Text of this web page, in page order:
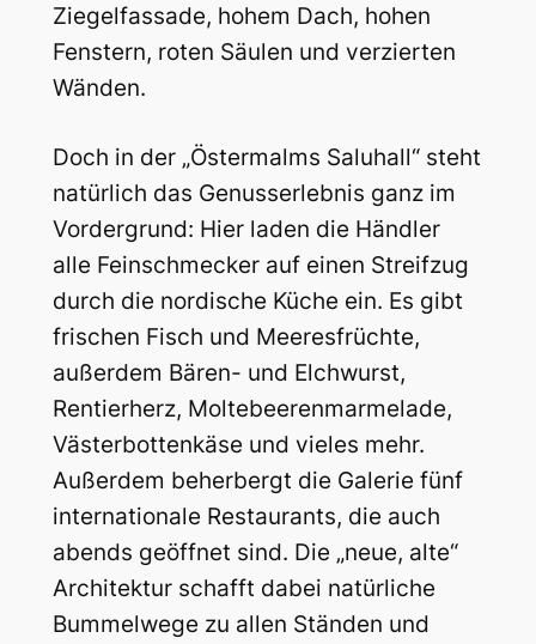
Ziegelfassade, hohem Dach, hohen
Fenstern, roten Säulen und verzierten
Wänden.
Doch in der „Östermalms Saluhall“ steht
natürlich das Genusserlebnis ganz im
Vordergrund: Hier laden die Händler
alle Feinschmecker auf einen Streifzug
durch die nordische Küche ein. Es gibt
frischen Fisch und Meeresfrüchte,
außerdem Bären- und Elchwurst,
Rentierherz, Moltebeerenmarmelade,
Västerbottenkäse und vieles mehr.
Außerdem beherbergt die Galerie fünf
internationale Restaurants, die auch
abends geöffnet sind. Die „neue, alte“
Architektur schafft dabei natürliche
Bummelwege zu allen Ständen und